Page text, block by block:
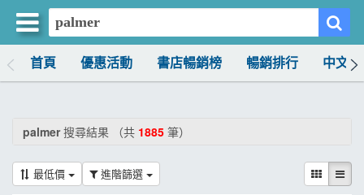
首頁 優惠活動 書店暢銷榜 暢銷排行 中文書
palmer搜尋結果 （共 1885 筆）
最低價 進階篩選
買書網
書店暢銷榜